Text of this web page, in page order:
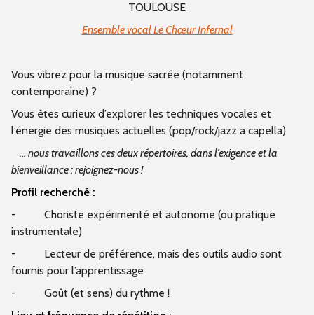
TOULOUSE
Ensemble vocal Le Chœur Infernal
Vous vibrez pour la musique sacrée (notamment
contemporaine) ?
Vous êtes curieux d’explorer les techniques vocales et
l’énergie des musiques actuelles (pop/rock/jazz a capella)
… nous travaillons ces deux répertoires, dans l’exigence et la
bienveillance : rejoignez-nous !
Profil recherché :
-
Choriste expérimenté et autonome (ou pratique
instrumentale)
-
Lecteur de préférence, mais des outils audio sont
fournis pour l’apprentissage
-
Goût (et sens) du rythme !